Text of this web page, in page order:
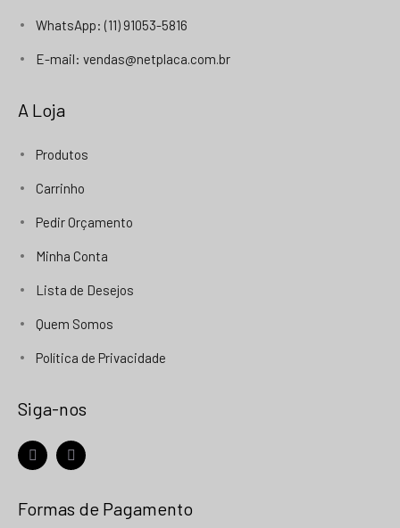
WhatsApp: (11) 91053-5816
E-mail: vendas@netplaca.com.br
A Loja
Produtos
Carrinho
Pedir Orçamento
Minha Conta
Lista de Desejos
Quem Somos
Política de Privacidade
Siga-nos
Formas de Pagamento